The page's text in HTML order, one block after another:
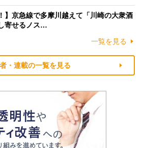
】京急線で多摩川越えて「川崎の大衆酒
寄せるノス…
一覧を見る
・連載の一覧を見る